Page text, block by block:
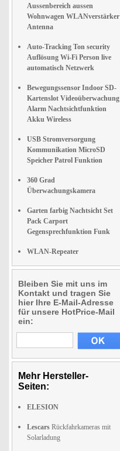
Aussenbereich aussen
Wohnwagen WLANverstärker
Antenna
Auto-Tracking Ton security
Auflösung Wi-Fi Person live
automatisch Netzwerk
Bewegungssensor Indoor SD-
Kartenslot Videoüberwachung
Alarm Nachtsichtfunktion
Akku Wireless
USB Stromversorgung
Kommunikation MicroSD
Speicher Patrol Funktion
360 Grad
Überwachungskamera
Garten farbig Nachtsicht Set
Pack Carport
Gegensprechfunktion Funk
WLAN-Repeater
Bleiben Sie mit uns im
Kontakt und tragen Sie
hier Ihre E-Mail-Adresse
für unsere HotPrice-Mail
ein:
Mehr Hersteller-
Seiten:
ELESION
Lescars Rückfahrkameras mit
Solarladung